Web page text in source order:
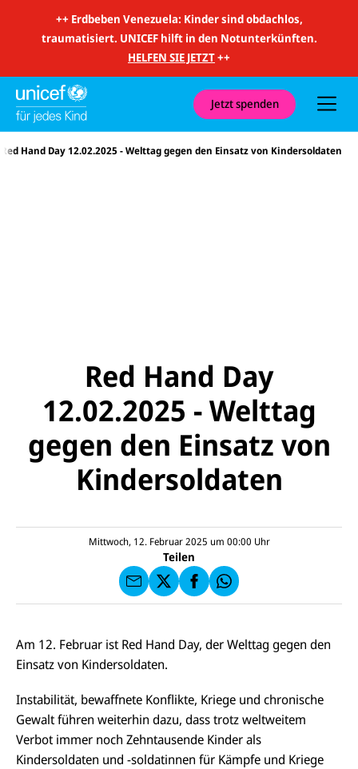
++ Erdbeben Venezuela: Kinder sind obdachlos,
traumatisiert. UNICEF hilft in den Notunterkünften.
HELFEN SIE JETZT++
Jetzt spenden
h
u
d
a
Red Hand Day 12.02.2025 - Welttag gegen den Einsatz von Kindersoldaten
Red Hand Day
12.02.2025 - Welttag
gegen den Einsatz von
Kindersoldaten
Mittwoch, 12. Februar 2025 um 00:00 Uhr
Teilen
E-
M
a
n
U
I
C
E
e
n
d
U
N
I
C
E
F
a
X
U
N
E
F
a
u
f
F
a
b
o
IC
E
F
uf
W
h
a
p
Am 12. Februar ist Red Hand Day, der Welttag gegen den
Einsatz von Kindersoldaten.
Instabilität, bewaffnete Konflikte, Kriege und chronische
Gewalt führen weiterhin dazu, dass trotz weltweitem
Verbot immer noch Zehntausende Kinder als
Kindersoldaten und -soldatinnen für Kämpfe und Kriege